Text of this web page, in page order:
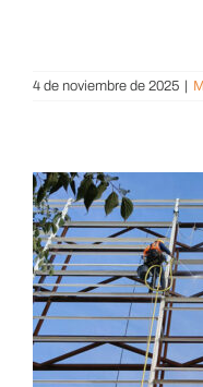
4 de noviembre de 2025